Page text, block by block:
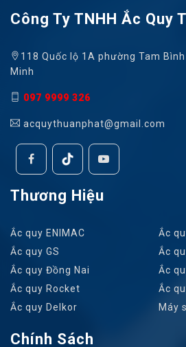
Công Ty TNHH Ắc Quy
118 Quốc lộ 1A phường Tam
Minh
097 9999 326
acquythuanphat@gmail.com
Thương Hiệu
Ắc quy ENIMAC
Ắc quy GS
Ắc quy Đồng Nai
Ắc quy Rocket
Ắc quy Delkor
Ắc
Ắc
Ắc
Ắc
Máy
Chính Sách